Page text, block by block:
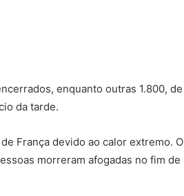
enquanto outras 1.800, de
da tarde.
França devido ao calor extremo. O
morreram afogadas no fim de